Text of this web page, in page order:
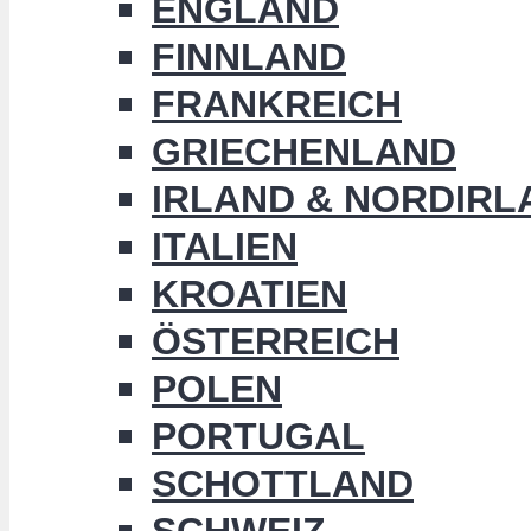
ENGLAND
FINNLAND
FRANKREICH
GRIECHENLAND
IRLAND &
ITALIEN
KROATIEN
ÖSTERREICH
POLEN
PORTUGAL
SCHOTTLAND